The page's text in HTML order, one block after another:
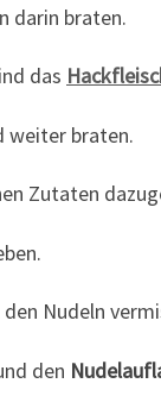
darin braten.
das
weiter braten.
Zutaten
Nudeln
den